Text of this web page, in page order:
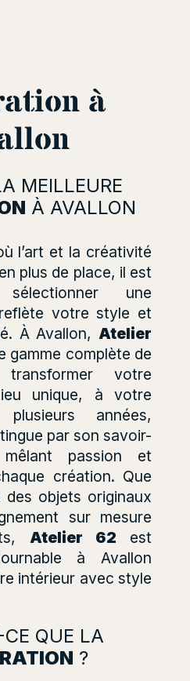
à
MEILLEURE
À AVALLON
l’art et la créativité
plus de place, il est
une
votre style et
À Avallon, Atelier
gamme complète de
votre
unique, à votre
années,
par son savoir-
passion et
création. Que
objets originaux
sur mesure
Atelier 62 est
à Avallon
intérieur avec style
CE QUE LA
?